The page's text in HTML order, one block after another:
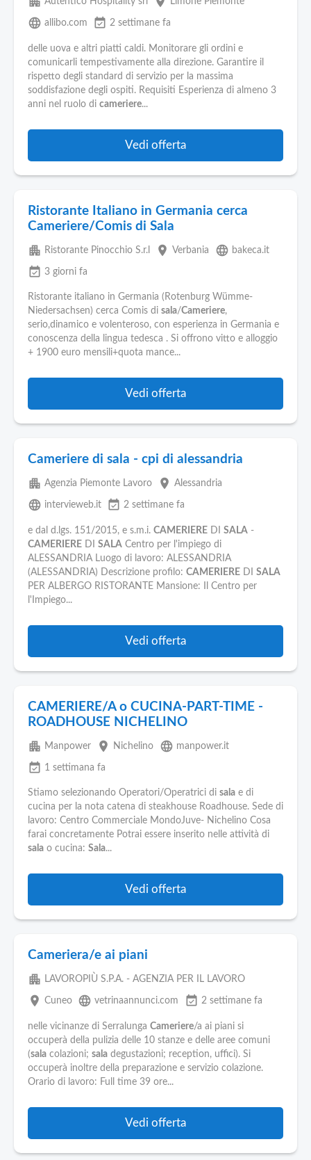
language allibo.com event_available 2 settimane fa
delle uova e altri piatti caldi. Monitorare gli ordini e
comunicarli tempestivamente alla direzione. Garantire il
rispetto degli standard di servizio per la massima
soddisfazione degli ospiti. Requisiti Esperienza di almeno 3
anni nel ruolo di cameriere...
Vedi offerta
Ristorante Italiano in Germania cerca
Cameriere/Comis di Sala
apartment Ristorante Pinocchio S.r.l place Verbania language bakeca.it
event_available 3 giorni fa
Ristorante italiano in Germania (Rotenburg Wümme-
Niedersachsen) cerca Comis di sala/Cameriere,
serio,dinamico e volenteroso, con esperienza in Germania e
conoscenza della lingua tedesca . Si offrono vitto e alloggio
+ 1900 euro mensili+quota mance...
Vedi offerta
Cameriere di sala - cpi di alessandria
apartment Agenzia Piemonte Lavoro place Alessandria
language intervieweb.it event_available 2 settimane fa
e dal d.lgs. 151/2015, e s.m.i. CAMERIERE DI SALA -
CAMERIERE DI SALA Centro per l'impiego di
ALESSANDRIA Luogo di lavoro: ALESSANDRIA
(ALESSANDRIA) Descrizione profilo: CAMERIERE DI SALA
PER ALBERGO RISTORANTE Mansione: Il Centro per
l'Impiego...
Vedi offerta
CAMERIERE/A o CUCINA-PART-TIME -
ROADHOUSE NICHELINO
apartment Manpower place Nichelino language manpower.it
event_available 1 settimana fa
Stiamo selezionando Operatori/Operatrici di sala e di
cucina per la nota catena di steakhouse Roadhouse. Sede di
lavoro: Centro Commerciale MondoJuve- Nichelino Cosa
farai concretamente Potrai essere inserito nelle attività di
sala o cucina: Sala...
Vedi offerta
Cameriera/e ai piani
apartment LAVOROPIÙ S.P.A. - AGENZIA PER IL LAVORO
place Cuneo language vetrinaannunci.com event_available 2 settimane fa
nelle vicinanze di Serralunga Cameriere/a ai piani si
occuperà della pulizia delle 10 stanze e delle aree comuni
(sala colazioni; sala degustazioni; reception, uffici). Si
occuperà inoltre della preparazione e servizio colazione.
Orario di lavoro: Full time 39 ore...
Vedi offerta